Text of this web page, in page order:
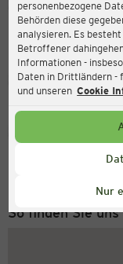
personenbezogene
Behörden diese
analysieren. Es
Betroffener
Informationen -
Daten in Drittländern -
und unseren Cookie
Nur
Hauptstraße
Aktuell:
Service
+43 (0) 1
So finden Sie uns